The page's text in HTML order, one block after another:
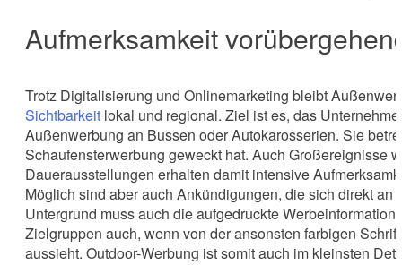
Aufmerksamkeit
Trotz Digitalisierung und Onlinemarketing bleibt
Sichtbarkeitlokal und regional. Ziel ist es, das
Außenwerbung an Bussen oder Autokarosserien. Sie
Schaufensterwerbung geweckt hat. Auch Großereignisse
Dauerausstellungen erhalten damit intensive
Möglich sind aber auch Ankündigungen, die sich direkt
Untergrund muss auch die aufgedruckte
Zielgruppen auch, wenn von der ansonsten farbigen
aussieht. Outdoor-Werbung ist somit auch im kleinsten